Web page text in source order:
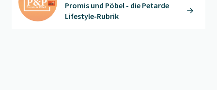
Promis und Pöbel - die Petarde
Lifestyle-Rubrik